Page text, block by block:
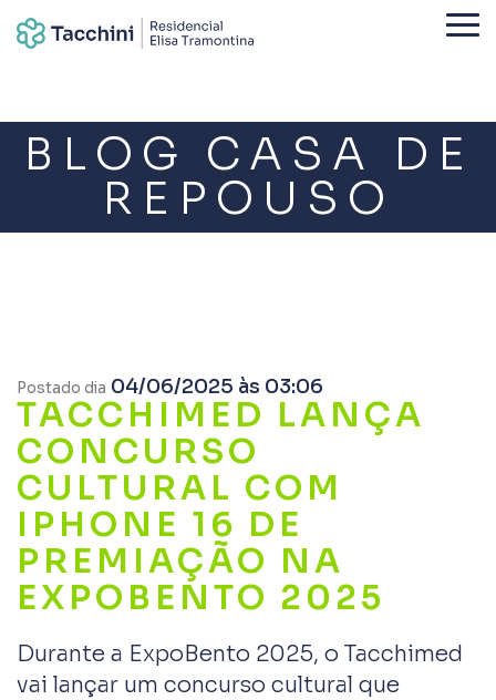
BLOG CASA DE
REPOUSO
Postado dia 04/06/2025 às 03:06
TACCHIMED LANÇA
CONCURSO
CULTURAL COM
IPHONE 16 DE
PREMIAÇÃO NA
EXPOBENTO 2025
Durante a ExpoBento 2025, o Tacchimed
vai lançar um concurso cultural que